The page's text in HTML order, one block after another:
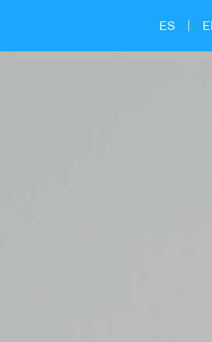
ES